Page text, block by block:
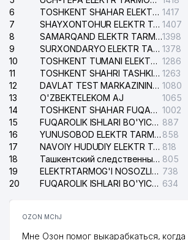
6
TOSHKENT SHAHAR ELEKTR TARMOQLARI KORXONASI AJ 1417
7
SHAYXONTOHUR ELEKTR TARMOG'I NOSOZLIKLARINI TUZATISH XIZMATI 1407
8
SAMARQAND ELEKTR TARMOQLARI AJ1398
9
SURXONDARYO ELEKTR TARMOQLARI AJ 1378
10
TOSHKENT TUMANI ELEKTR TARMOG'I AVARIYA XIZMATI 1286
11
TOSHKENT SHAHRI TASHKILOT TELEFONLARI HAQIDA MA'LUMOT BYUROSI 1263
12
DAVLAT TEST MARKAZINING ISHONCH TELEFONLARI 1080
13
O'ZBEKTELEKOM AJ
1065
14
TOSHKENT SHAHAR FUQAROLIK ISHLARI BO'YICHA SUDI 1002
15
FUQAROLIK ISHLARI BO'YICHA YAKKASAROY TUMANLARARO SUDI 887
16
YUNUSOBOD ELEKTR TARMOG'I NOSOZLIKLARI XIZMATI 858
17
NAVOIY HUDUDIY ELEKTR TARMOQLARI KORXONASI AJ 818
18
Ташкентский следственный изолятор 805
19
ELEKTRTARMOG'I NOSOZLIKLARINI TO'ZATISH SERGELI XIZMATI 738
20
FUQAROLIK ISHLARI BO'YICHA UCH-TEPA TUMANI SUDI 634
OZON MChJ
Мне Озон помог выкарабкаться, когда